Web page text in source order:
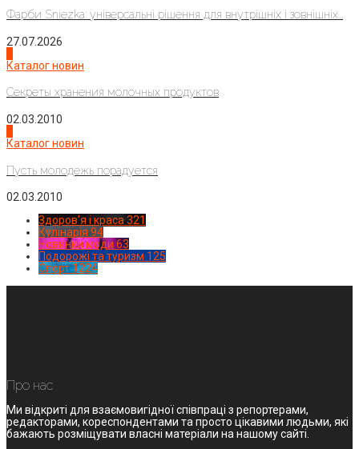
Фарби Sniezka: універсальні рішення для внутрішніх і зовнішніх...
27.07.2026
Каталог новин
Секреты хранения молочных продуктов
02.03.2010
Каталог новин
Пусть молодежь порадуется
02.03.2010
Здоров'я і краса 321
Кулінарія 94
Новинки моди 63
Подорожі та туризм 125
Спорт1224
Про нас
Ми відкриті для взаємовигідної співпраці з репортерами,
редакторами, кореспондентами та просто цікавими людьми, які
бажають розміщувати власні матеріали на нашому сайті.